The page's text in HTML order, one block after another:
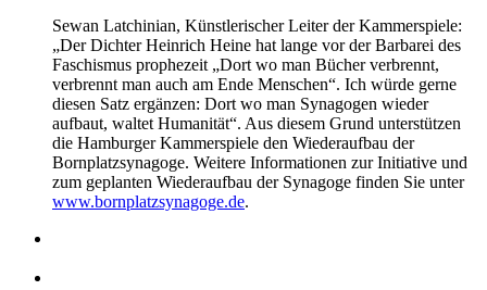
Sewan Latchinian, Künstlerischer Leiter der Kammerspiele:
„Der Dichter Heinrich Heine hat lange vor der Barbarei des
Faschismus prophezeit „Dort wo man Bücher verbrennt,
verbrennt man auch am Ende Menschen“. Ich würde gerne
diesen Satz ergänzen: Dort wo man Synagogen wieder
aufbaut, waltet Humanität“. Aus diesem Grund unterstützen
die Hamburger Kammerspiele den Wiederaufbau der
Bornplatzsynagoge. Weitere Informationen zur Initiative und
zum geplanten Wiederaufbau der Synagoge finden Sie unter
www.bornplatzsynagoge.de.